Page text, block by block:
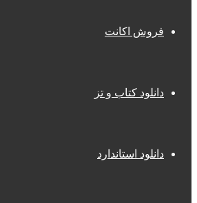
فروش اکانت
دانلود کتاب و تز
دانلود استاندارد